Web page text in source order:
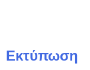
Εκτύπωση